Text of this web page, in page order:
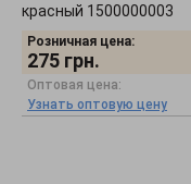
красный 1500000003
Розничная цена:
275 грн.
Оптовая цена:
Узнать оптовую цену